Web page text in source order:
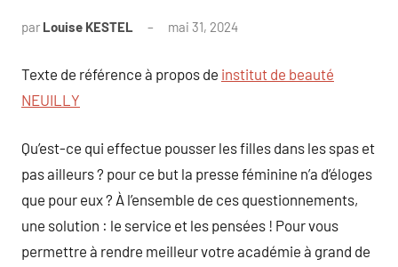
par Louise KESTEL mai 31, 2024
Texte de référence à propos de institut de beauté
NEUILLY
Qu’est-ce qui effectue pousser les filles dans les spas et
pas ailleurs ? pour ce but la presse féminine n’a d’éloges
que pour eux ? À l’ensemble de ces questionnements,
une solution : le service et les pensées ! Pour vous
permettre à rendre meilleur votre académie à grand de